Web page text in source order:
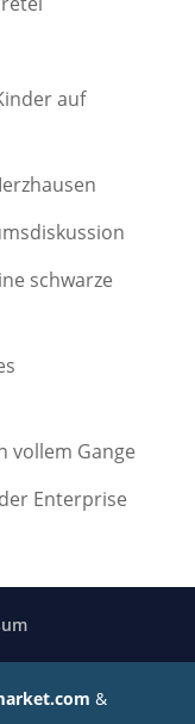
auf
schwarze
vollem Gange
Enterprise
&